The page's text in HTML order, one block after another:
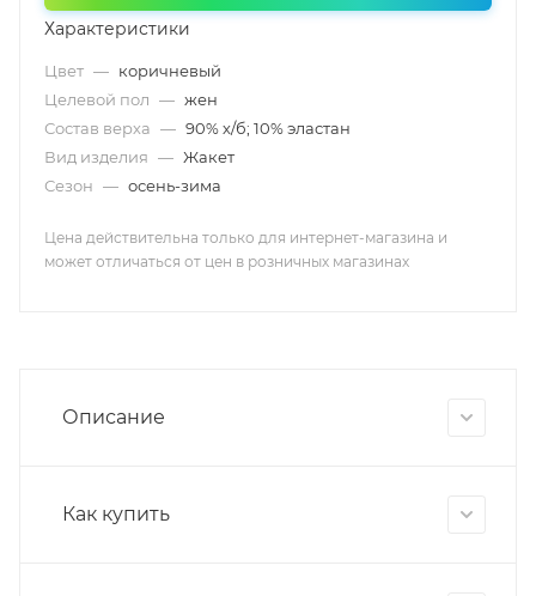
Характеристики
Цвет — коричневый
Целевой пол — жен
Состав верха — 90% х/б; 10% эластан
Вид изделия — Жакет
Сезон — осень-зима
Цена действительна только для интернет-магазина и
может отличаться от цен в розничных магазинах
Описание
Как купить